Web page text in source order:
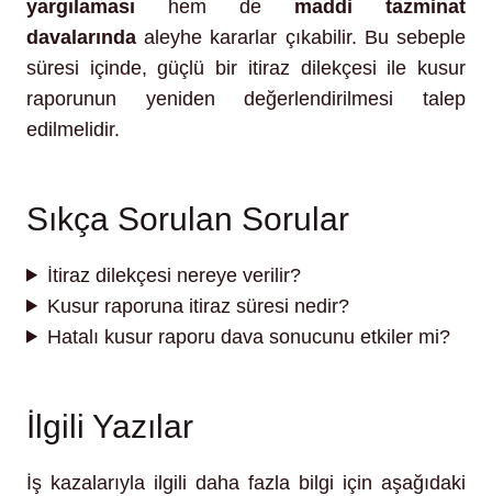
yargılaması hem de maddi tazminat
davalarında aleyhe kararlar çıkabilir. Bu sebeple
süresi içinde, güçlü bir itiraz dilekçesi ile kusur
raporunun yeniden değerlendirilmesi talep
edilmelidir.
Sıkça Sorulan Sorular
İtiraz dilekçesi nereye verilir?
Kusur raporuna itiraz süresi nedir?
Hatalı kusur raporu dava sonucunu etkiler mi?
İlgili Yazılar
İş kazalarıyla ilgili daha fazla bilgi için aşağıdaki